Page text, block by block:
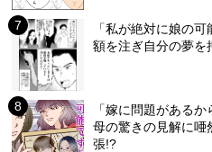
「私が絶対に娘の
額を注ぎ自分の夢を
「嫁に問題がある
母の驚きの見解に
張!?